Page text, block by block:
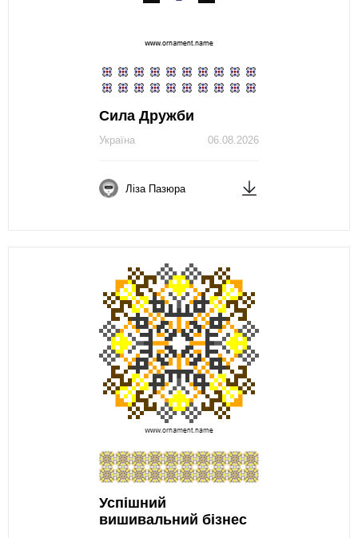
Сила Дружби
06.08.2026
Україна
Ліза Пазюра
Успішний
вишивальний бізнес